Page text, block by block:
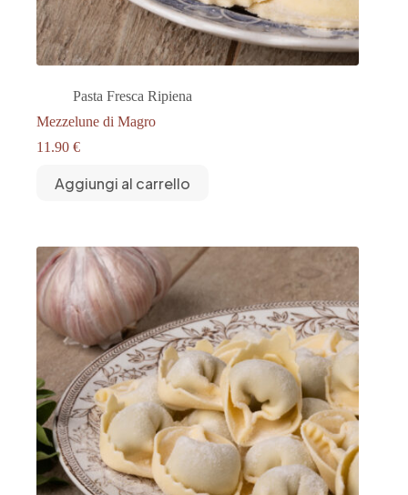
Pasta Fresca Ripiena
Mezzelune di Magro
11.90 €
Aggiungi al carrello